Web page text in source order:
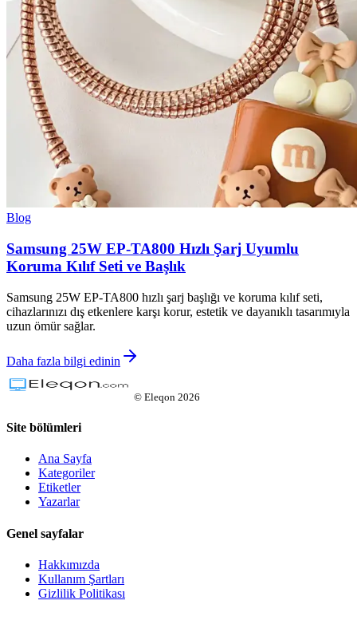
Blog
Samsung 25W EP-TA800 Hızlı Şarj Uyumlu
Koruma Kılıf Seti ve Başlık
Samsung 25W EP-TA800 hızlı şarj başlığı ve koruma kılıf seti,
cihazlarınızı dış etkenlere karşı korur, estetik ve dayanıklı tasarımıyla
uzun ömür sağlar.
Daha fazla bilgi edinin
© Eleqon 2026
Site bölümleri
Ana Sayfa
Kategoriler
Etiketler
Yazarlar
Genel sayfalar
Hakkımızda
Kullanım Şartları
Gizlilik Politikası